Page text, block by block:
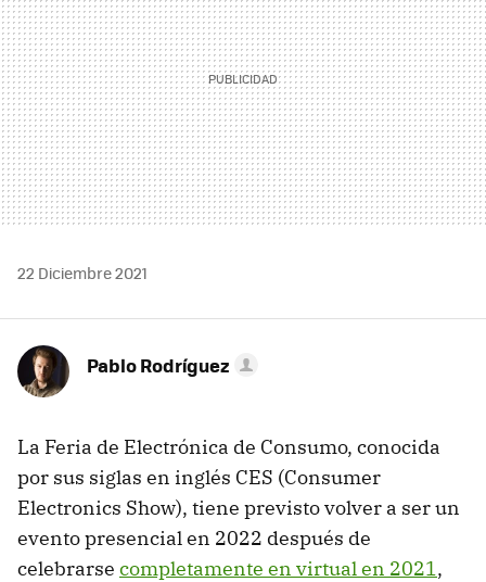
22 Diciembre 2021
Pablo Rodríguez
La Feria de Electrónica de Consumo, conocida
por sus siglas en inglés CES (Consumer
Electronics Show), tiene previsto volver a ser un
evento presencial en 2022 después de
celebrarse completamente en virtual en 2021,